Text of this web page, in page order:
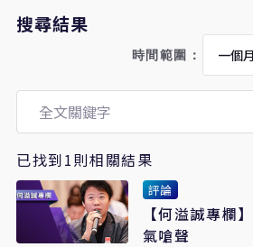
搜尋結果
時間範圍：
已找到1則相關結果
評論
【何溢誠專欄
氣嗆聲